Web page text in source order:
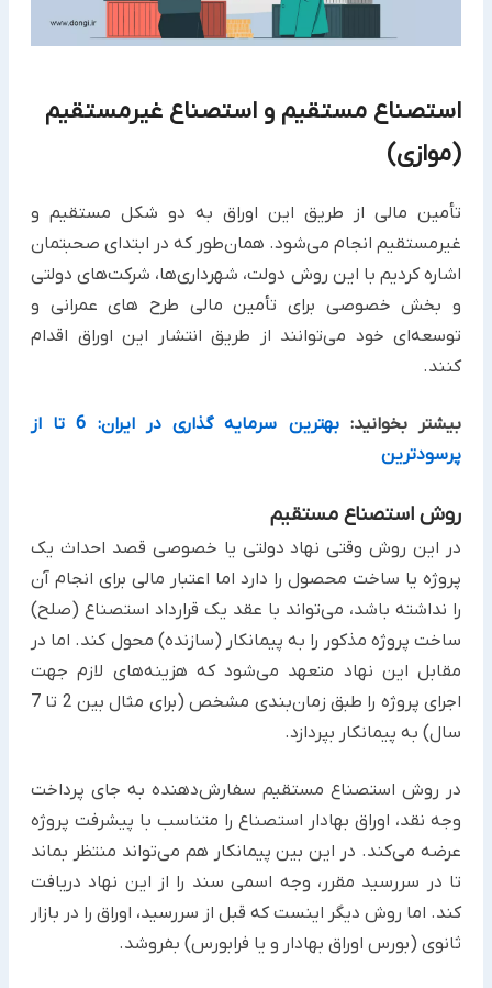
استصناع مستقیم و استصناع غیرمستقیم
(موازی) ‏
تأمین مالی از طریق این اوراق به دو شکل مستقیم و
غیرمستقیم انجام می‌شود. همان‌طور که در ابتدای صحبتمان
اشاره ‏کردیم با این روش دولت، شهرداری‌ها، شرکت‌های دولتی
و بخش خصوصی برای تأمین مالی طرح های عمرانی و
توسعه‌ای ‏خود می‌توانند از طریق انتشار این اوراق اقدام
کنند. ‏
بیشتر بخوانید:
بهترین سرمایه گذاری در ایران: 6 تا از
پرسودترین
روش استصناع مستقیم
در این روش وقتی نهاد دولتی یا خصوصی قصد احداث یک
پروژه یا ساخت محصول را دارد اما اعتبار مالی برای انجام آن
را ‏نداشته باشد، می‌تواند با عقد یک قرارداد استصناع (صلح)
ساخت پروژه مذکور را به پیمانکار (سازنده) محول کند. اما در
مقابل ‏این نهاد متعهد می‌شود که هزینه‌های لازم جهت
اجرای پروژه را طبق زمان‌بندی مشخص (برای مثال بین 2 تا 7
سال) به ‏پیمانکار بپردازد. ‏
در روش استصناع مستقیم سفارش‌دهنده به جای پرداخت
وجه نقد، اوراق بهادار استصناع را متناسب با پیشرفت پروژه
عرضه ‏می‌کند. در این بین پیمانکار هم می‌تواند منتظر بماند
تا در سررسید مقرر، وجه اسمی سند را از این نهاد دریافت
کند. اما روش ‏دیگر اینست که قبل از سررسید، اوراق را در بازار
ثانوی (بورس اوراق بهادار و یا فرابورس) بفروشد.‏